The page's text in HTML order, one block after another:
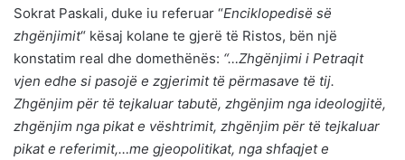
Sokrat Paskali, duke iu referuar “Enciklopedisë së
zhgënjimit“ kësaj kolane te gjerë të Ristos, bën një
konstatim real dhe domethënës: “…Zhgënjimi i Petraqit
vjen edhe si pasojë e zgjerimit të përmasave të tij.
Zhgënjim për të tejkaluar tabutë, zhgënjim nga ideologjitë,
zhgënjim nga pikat e vështrimit, zhgënjim për të tejkaluar
pikat e referimit,…me gjeopolitikat, nga shfaqjet e